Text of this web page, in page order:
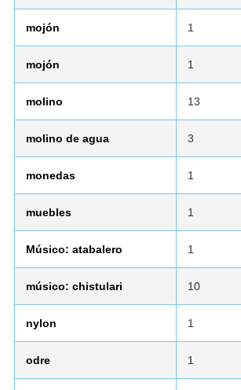
mojón 1
mojón 1
molino 13
molino de agua 3
monedas 1
muebles 1
Músico: atabalero 1
músico: chistulari 10
nylon 1
odre 1